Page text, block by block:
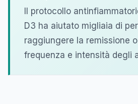
Il protocollo
D3 ha aiutato migliaia di
raggiungere la remissione
frequenza e intensità degli